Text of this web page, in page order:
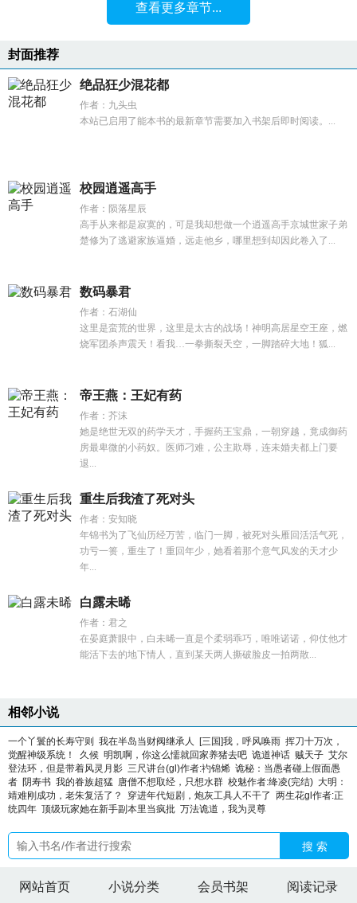
查看更多章节...
封面推荐
绝品狂少混花都
作者：九头虫
本站已启用了能本书的最新章节需要加入书架后即时阅读。...
校园逍遥高手
作者：陨落星辰
高手从来都是寂寞的，可是我却想做一个逍遥高手京城世家子弟
楚修为了逃避家族逼婚，远走他乡，哪里想到却因此卷入了...
数码暴君
作者：石湖仙
这里是蛮荒的世界，这里是太古的战场！神明高居星空王座，燃
烧军团杀声震天！看我…一拳撕裂天空，一脚踏碎大地！狐...
帝王燕：王妃有药
作者：芥沫
她是绝世无双的药学天才，手握药王宝鼎，一朝穿越，竟成御药
房最卑微的小药奴。医师刁难，公主欺辱，连未婚夫都上门要
退...
重生后我渣了死对头
作者：安知晓
年锦书为了飞仙历经万苦，临门一脚，被死对头雁回活活气死，
功亏一篑，重生了！重回年少，她看着那个意气风发的天才少
年...
白露未晞
作者：君之
在晏庭萧眼中，白未晞一直是个柔弱乖巧，唯唯诺诺，仰仗他才
能活下去的地下情人，直到某天两人撕破脸皮一拍两散...
相邻小说
一个丫鬟的长寿守则 我在半岛当财阀继承人 [三国]我，呼风唤雨 挥刀十万次，
觉醒神级系统！
久候 明凯啊，你这么懦就回家养猪去吧 诡道神话 贼天子 艾尔
登法环，但是带着风灵月影 三尺讲台(gl)作者:礿锦烯 诡秘：当愚者碰上假面愚
者 阴寿书 我的眷族超猛 唐僧不想取经，只想水群 校魅作者:绛凌(完结) 大明：
靖难刚成功，老朱复活了？
穿进年代短剧，炮灰工具人不干了 两生花gl作者:正
统四年 顶级玩家她在新手副本里当疯批 万法诡道，我为灵尊
搜 索
网站首页 小说分类 会员书架 阅读记录